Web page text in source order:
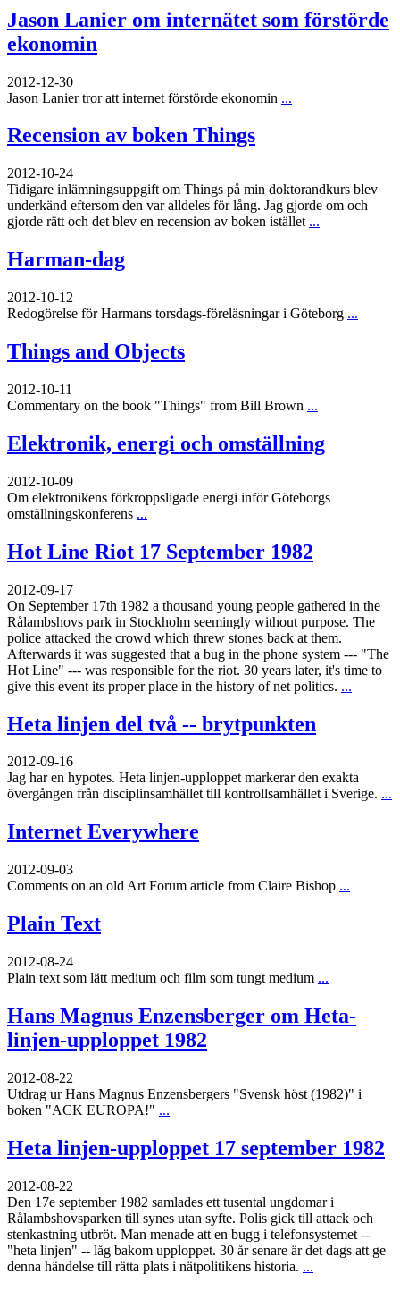
Jason Lanier om internätet som förstörde
ekonomin
2012-12-30
Jason Lanier tror att internet förstörde ekonomin ...
Recension av boken Things
2012-10-24
Tidigare inlämningsuppgift om Things på min doktorandkurs blev
underkänd eftersom den var alldeles för lång. Jag gjorde om och
gjorde rätt och det blev en recension av boken istället ...
Harman-dag
2012-10-12
Redogörelse för Harmans torsdags-föreläsningar i Göteborg ...
Things and Objects
2012-10-11
Commentary on the book "Things" from Bill Brown ...
Elektronik, energi och omställning
2012-10-09
Om elektronikens förkroppsligade energi inför Göteborgs
omställningskonferens ...
Hot Line Riot 17 September 1982
2012-09-17
On September 17th 1982 a thousand young people gathered in the
Rålambshovs park in Stockholm seemingly without purpose. The
police attacked the crowd which threw stones back at them.
Afterwards it was suggested that a bug in the phone system --- "The
Hot Line" --- was responsible for the riot. 30 years later, it's time to
give this event its proper place in the history of net politics. ...
Heta linjen del två -- brytpunkten
2012-09-16
Jag har en hypotes. Heta linjen-upploppet markerar den exakta
övergången från disciplinsamhället till kontrollsamhället i Sverige. ...
Internet Everywhere
2012-09-03
Comments on an old Art Forum article from Claire Bishop ...
Plain Text
2012-08-24
Plain text som lätt medium och film som tungt medium ...
Hans Magnus Enzensberger om Heta-
linjen-upploppet 1982
2012-08-22
Utdrag ur Hans Magnus Enzensbergers "Svensk höst (1982)" i
boken "ACK EUROPA!" ...
Heta linjen-upploppet 17 september 1982
2012-08-22
Den 17e september 1982 samlades ett tusental ungdomar i
Rålambshovsparken till synes utan syfte. Polis gick till attack och
stenkastning utbröt. Man menade att en bugg i telefonsystemet --
"heta linjen" -- låg bakom upploppet. 30 år senare är det dags att ge
denna händelse till rätta plats i nätpolitikens historia. ...